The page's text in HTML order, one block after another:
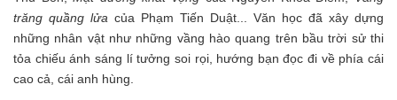
trăng quầng lửa của Phạm Tiến Duật... Văn học đã xây dựng
những nhân vật như những vầng hào quang trên bầu trời sử thi
tỏa chiếu ánh sáng lí tưởng soi rọi, hướng bạn đọc đi về phía cái
cao cả, cái anh hùng.